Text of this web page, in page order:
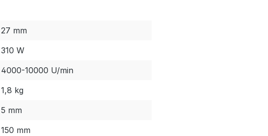
27 mm
310 W
4000-10000 U/min
1,8 kg
5 mm
150 mm